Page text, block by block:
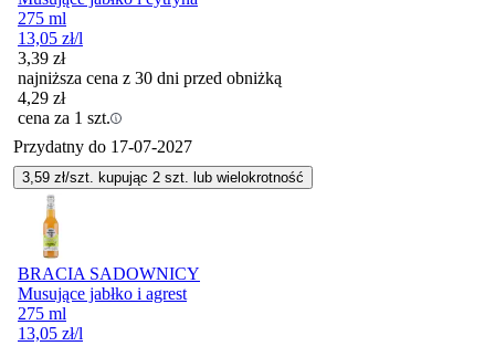
275 ml
13,05 zł/l
3,39 zł
najniższa cena z 30 dni przed obniżką
4,29 zł
cena za 1 szt.
Przydatny do 17-07-2027
3,59 zł/szt. kupując 2 szt. lub wielokrotność
BRACIA SADOWNICY
Musujące jabłko i agrest
275 ml
13,05 zł/l